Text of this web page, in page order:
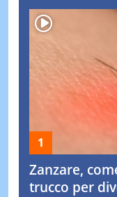
Zanzare,
trucco per